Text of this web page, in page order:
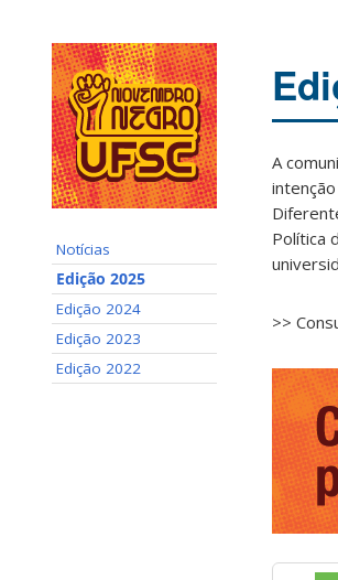
Notícias
Edição 2025
Edição 2024
Edição 2023
Edição 2022
A
Política
>>